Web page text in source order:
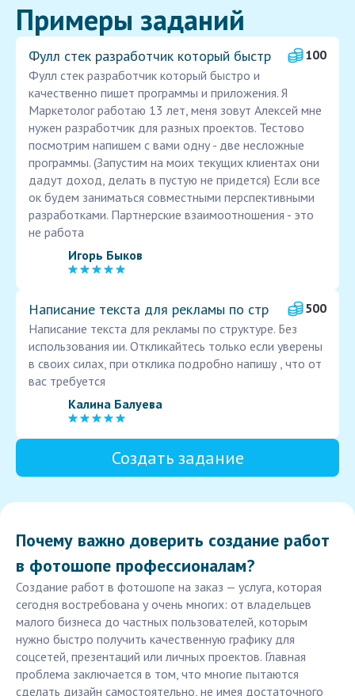
Примеры заданий
Фулл стек разработчик который быстр
100
Фулл стек разработчик который быстро и
качественно пишет программы и приложения. Я
Маркетолог работаю 13 лет, меня зовут Алексей мне
нужен разработчик для разных проектов. Тестово
посмотрим напишем с вами одну - две несложные
программы. (Запустим на моих текущих клиентах они
дадут доход, делать в пустую не придется) Если все
ок будем заниматься совместными перспективными
разработками. Партнерские взаимоотношения - это
не работа
Игорь Быков
Написание текста для рекламы по стр
500
Написание текста для рекламы по структуре. Без
использования ии. Откликайтесь только если уверены
в своих силах, при отклика подробно напишу , что от
вас требуется
Калина Балуева
Создать задание
Почему важно доверить создание работ
в фотошопе профессионалам?
Создание работ в фотошопе на заказ — услуга, которая
сегодня востребована у очень многих: от владельцев
малого бизнеса до частных пользователей, которым
нужно быстро получить качественную графику для
соцсетей, презентаций или личных проектов. Главная
проблема заключается в том, что многие пытаются
сделать дизайн самостоятельно, не имея достаточного